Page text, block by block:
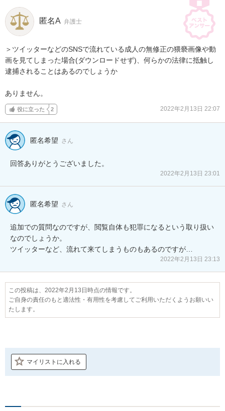
匿名A 弁護士
＞ツイッターなどのSNSで流れている成人の無修正の猥褻画像や動
画を見てしまった場合(ダウンロードせず)、何らかの法律に抵触し
逮捕されることはあるのでしょうか
ありません。
役に立った 2 2022年2月13日 22:07
匿名希望 さん
回答ありがとうございました。
2022年2月13日 23:01
匿名希望 さん
追加での質問なのですが、閲覧自体も犯罪になるという取り扱い
なのでしょうか。
ツイッターなど、流れて来てしまうものもあるのですが…
2022年2月13日 23:13
この投稿は、2022年2月13日時点の情報です。
ご自身の責任のもと適法性・有用性を考慮してご利用いただくようお願いい
たします。
マイリストに入れる